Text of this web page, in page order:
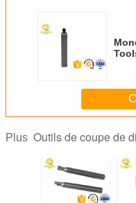
Plus Outils de coupe de